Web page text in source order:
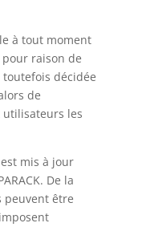
à tout moment
raison de
décidée
de
les
est mis à jour
De la
peuvent être